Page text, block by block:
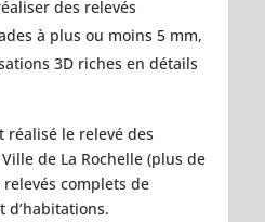
des relevés
à plus ou moins 5 mm,
3D riches en détails
réalisé le relevé des
de La Rochelle (plus de
relevés complets de